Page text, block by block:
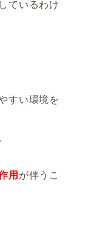
ているわけ
すい環境を
用が伴うこ